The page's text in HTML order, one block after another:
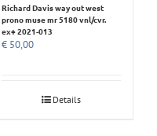
Richard Davis way out west
prono muse mr 5180 vnl/cvr.
ex+ 2021-013
€ 50,00
Details